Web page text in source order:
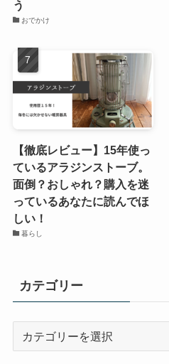
う
おでかけ
【徹底レビュー】15年使っ
ているアラジンストーブ。
面倒？おしゃれ？購入を迷
っているあなたに読んでほ
しい！
暮らし
カテゴリー